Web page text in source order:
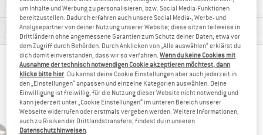
MATERIALINFOS & FEATURES
PRODUKTBESCHREIBUNG
ANDERE BERGFREUNDE SCHAUTEN SICH AUCH
AN
um Inhalte und Werbung zu personalisieren, bzw. Social Media-Funktionen
bereitzustellen. Dadurch erfahren auch unsere Social Media-, Werbe- und
Analysepartner von deiner Nutzung unserer Website; diese sitzen teilweise in
Drittländern ohne angemessene Garantien zum Schutz deiner Daten, etwa vor
dem Zugriff durch Behörden. Durch Anklicken von „Alle auswählen“ erklärst du
dich damit einverstanden, dass wir so verfahren.Wenn du keine Cookies mit
Ausnahme der technisch notwendigen Cookie akzeptieren möchtest, dann
klicke bitte hier . Du kannst deine Cookie Einstellungen aber auch jederzeit in
den „Einstellungen“ anpassen und einzelne Kategorien auswählen. Deine
Einwilligung ist freiwillig, für die Nutzung dieser Website nicht notwendig und
kann jederzeit unter „Cookie Einstellungen“ im unteren Bereich unserer
Webseite widerrufen oder erstmals vergeben werden. Weitere Informationen,
auch zu Risiken der Drittlandstransfers, findest du in unseren
Datenschutzhinweisen